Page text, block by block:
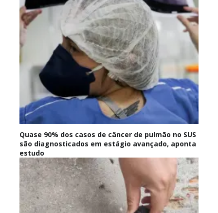
Quase 90% dos casos de câncer de pulmão no SUS
são diagnosticados em estágio avançado, aponta
estudo